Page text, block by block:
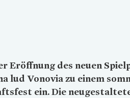
Eröffnung des neuen
lud Vonoviazu einem
ein. Die